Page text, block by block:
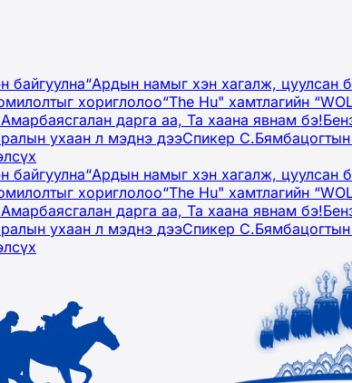
байгуулна“Ардын намыг хэн хагалж, цуулсан
хориглолоо“The Hu" хамтлагийн
дарга аа, Та хаана явнам бэ!
ухаан л мэднэ дээСпикер
байгуулна“Ардын намыг хэн хагалж, цуулсан
хориглолоо“The Hu" хамтлагийн
дарга аа, Та хаана явнам бэ!
ухаан л мэднэ дээСпикер